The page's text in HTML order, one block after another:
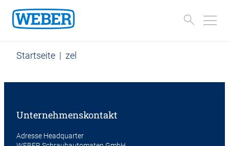
Startseite | zel
Unternehmenskontakt
Adresse Headquarter